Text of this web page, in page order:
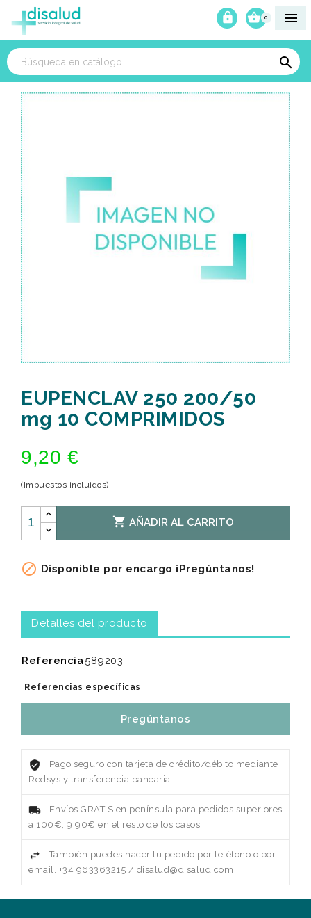

0



EUPENCLAV 250 200/50
mg 10 COMPRIMIDOS
9,20 €
(Impuestos incluidos)
 AÑADIR AL CARRITO
 Disponible por encargo ¡Pregúntanos!
Detalles del producto
Referencia589203
Referencias específicas
Pregúntanos
Pago seguro con tarjeta de crédito/débito mediante
Redsys y transferencia bancaria.
Envíos GRATIS en península para pedidos superiores
a 100€, 9.90€ en el resto de los casos.
También puedes hacer tu pedido por teléfono o por
email. +34 963363215 / disalud@disalud.com